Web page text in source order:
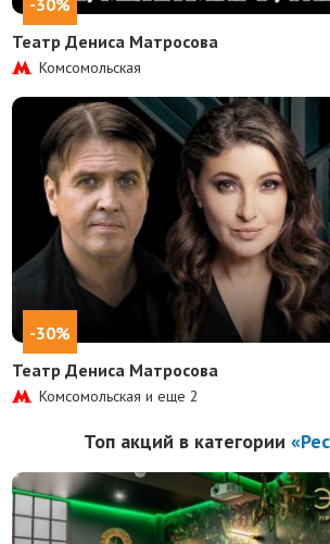
-30%
Театр Дениса Матросова
Комсомольская
-30%
Театр Дениса Матросова
Комсомольская и еще2
Топ акций в категории